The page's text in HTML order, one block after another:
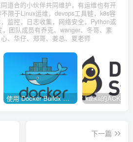
道合的小伙伴共同维护，有运维也有开
限于Linux运维，devops工具链，k8s容
监控，日志收集，网络安全，Python或
，团队成员有乔克、wanger、冬哥、素
心、华仔、郑哥、姜总、夏老师
使用 Docker Buildx 构建多种系统架构镜像
下一篇